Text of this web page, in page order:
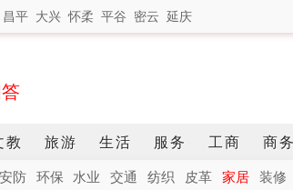
昌平 大兴 怀柔 平谷 密云 延庆
教 旅游 生活 服务 工商 商务
安防 环保 水业 交通 纺织 皮革 家居 装修